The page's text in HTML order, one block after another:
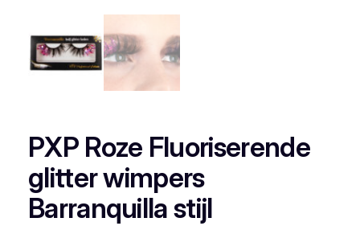
PXP Roze Fluoriserende
glitter wimpers
Barranquilla stijl